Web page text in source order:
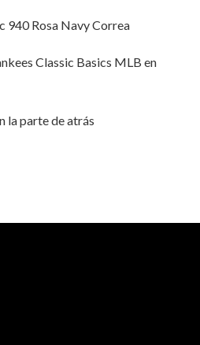
940 Rosa Navy Correa
Classic Basics MLB en
la parte de atrás
que hayan comprado este